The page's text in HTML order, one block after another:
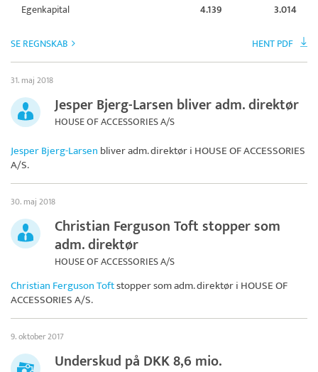
Egenkapital
4.139 3.014
SE REGNSKAB HENT PDF
31. maj 2018
Jesper Bjerg-Larsen bliver adm. direktør
HOUSE OF ACCESSORIES A/S
Jesper Bjerg-Larsen bliver adm. direktør i HOUSE OF ACCESSORIES
A/S.
30. maj 2018
Christian Ferguson Toft stopper som
adm. direktør
HOUSE OF ACCESSORIES A/S
Christian Ferguson Toftstopper som adm. direktør i HOUSE OF
ACCESSORIES A/S.
9. oktober 2017
Underskud på DKK 8,6 mio.